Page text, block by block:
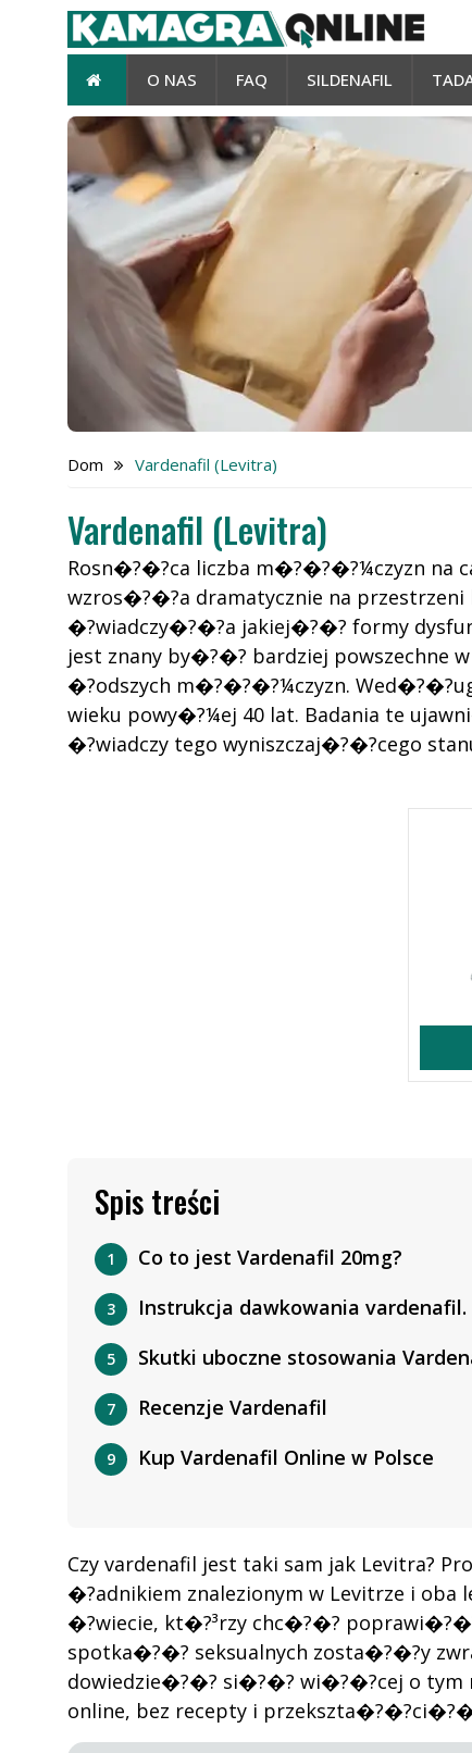
O NAS FAQ SILDENAFIL
Dom Vardenafil (Levitra)
Vardenafil (Levitra)
Rosn�?�?ca liczba m�?�?�?¼czyzn na
wzros�?�?a dramatycznie na
�?wiadczy�?�?a jakiej�?�? formy
jest znany by�?�? bardziej
�?odszych m�?�?�?¼czyzn.
wieku powy�?¼ej 40 lat. Badania te
�?wiadczy tego wyniszczaj�?�?cego
Spis treści
Co to jest Vardenafil 20mg?
Instrukcja dawkowania vardenafil.
Skutki uboczne stosowania
Recenzje Vardenafil
Kup Vardenafil Online w Polsce
Czy vardenafil jest taki sam jak Levitra?
�?adnikiem znalezionym w Levitrze i
�?wiecie, kt�?³rzy chc�?�?
spotka�?�? seksualnych zosta�?�?y
dowiedzie�?�? si�?�? wi�?�?cej o
online, bez recepty i